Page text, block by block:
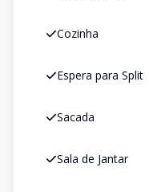
Cozinha
Espera para Split
Sacada
Sala de Jantar